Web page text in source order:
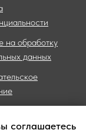
на обработку
данных
соглашаетесь